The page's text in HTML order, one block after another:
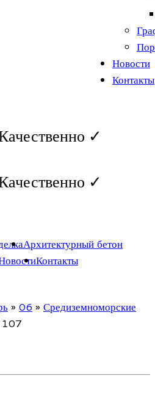
Новости
Контакты
✓
✓
Архитектурный бетон
Контакты
» 06 » Средиземноморские
107